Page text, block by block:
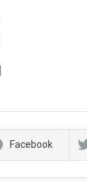
Facebook